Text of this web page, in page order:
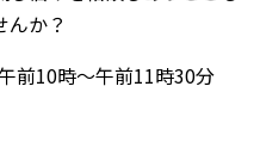
んか？
前10時～午前11時30分